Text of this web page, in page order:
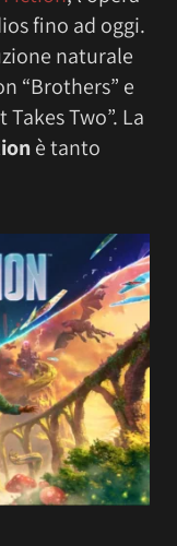
fino ad oggi.
naturale
“Brothers” e
Two”. La
è tanto